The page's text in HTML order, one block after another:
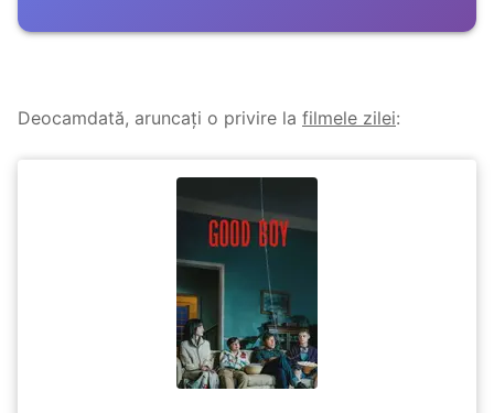
Deocamdată, aruncați o privire la filmele zilei: